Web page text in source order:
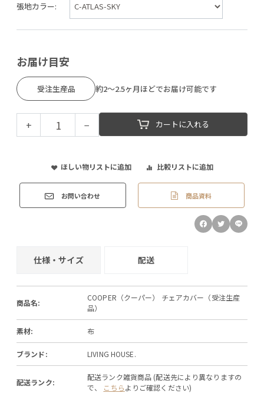
張地カラー:
お届け目安
受注生産品 約2～2.5ヶ月ほどでお届け可能です
+ − カートに入れる
ほしい物リストに追加 比較リストに追加
お問い合わせ 商品資料
仕様・サイズ 配送
商品名:
COOPER（クーパー） チェアカバー（受注生産
品）
素材: 布
ブランド: LIVING HOUSE.
配送ランク:
配送ランク雑貨商品 (配送先により異なりますの
で、 こちらよりご確認ください)